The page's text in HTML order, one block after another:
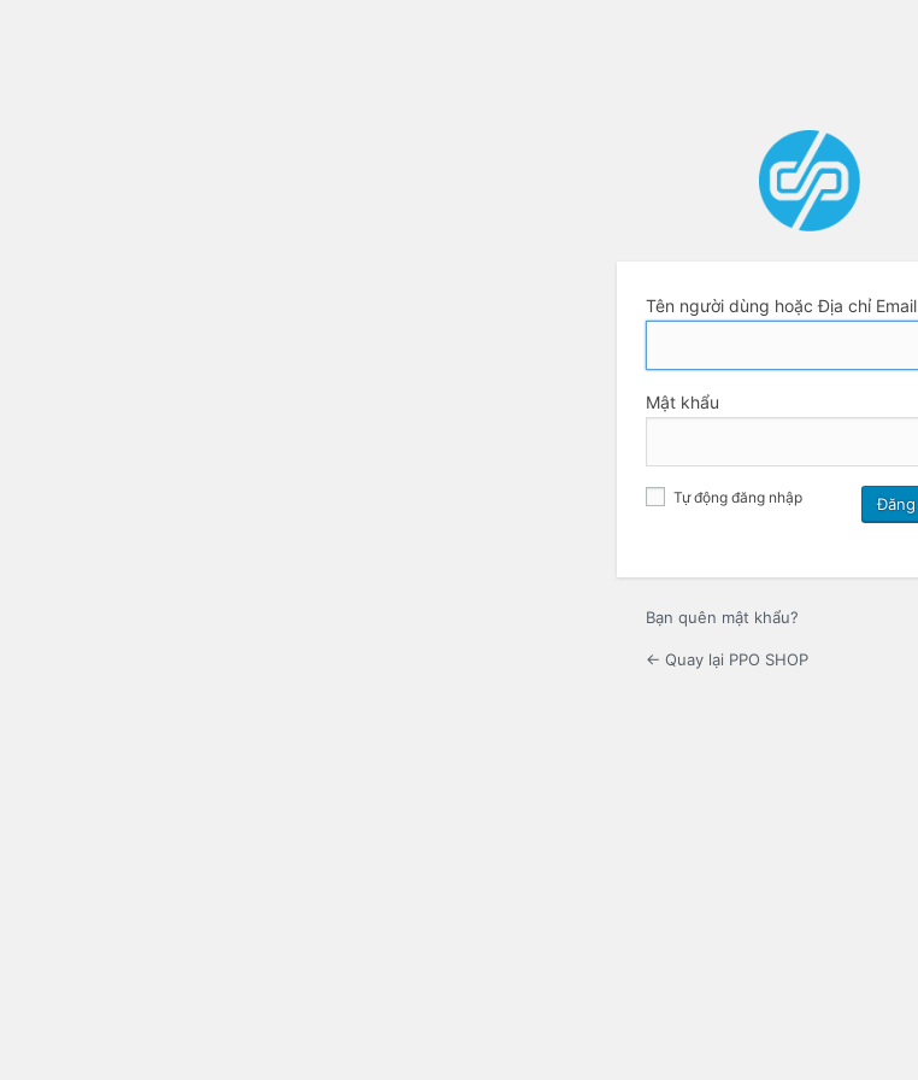
Tên người dùng hoặc Địa chỉ Email
Mật khẩu
Tự động đăng nhập
Bạn quên mật khẩu?
← Quay lại PPO SHOP